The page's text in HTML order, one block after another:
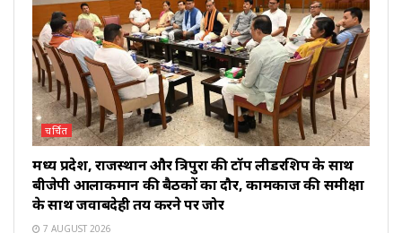
चर्चित
मध्य प्रदेश, राजस्थान और त्रिपुरा की टॉप लीडरशिप के साथ
बीजेपी आलाकमान की बैठकों का दौर, कामकाज की समीक्षा
के साथ जवाबदेही तय करने पर जोर
7 AUGUST 2026